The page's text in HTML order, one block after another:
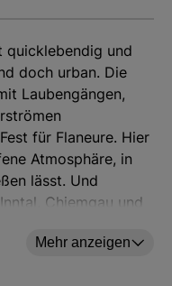
quicklebendig und
doch urban. Die
Laubengängen,
für Flaneure. Hier
Atmosphäre, in
lässt. Und
Chiemgau und
undMehr anzeigen